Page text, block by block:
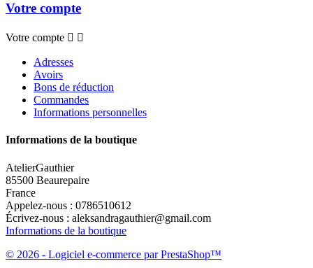
Votre compte
Votre compte  
Adresses
Avoirs
Bons de réduction
Commandes
Informations personnelles
Informations de la boutique
AtelierGauthier
85500 Beaurepaire
France
Appelez-nous : 0786510612
Écrivez-nous : aleksandragauthier@gmail.com
Informations de la boutique
© 2026 - Logiciel e-commerce par PrestaShop™